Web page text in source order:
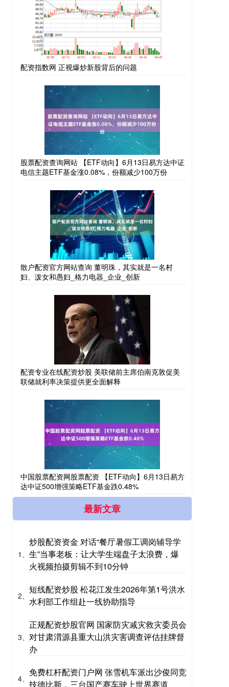
配资指数网 正视爆炒新股背后的问题
股票配资查询网站 【ETF动向】6月13日易方达中证
电信主题ETF基金涨0.08%，份额减少100万份
散户配资官方网站查询 董明珠，其实就是一名村
妇、泼女和愚妇_格力电器_企业_创新
配资专业在线配资炒股 美联储前主席伯南克敦促美
联储就利率决策提供更全面解释
中国股票配资网股票配资 【ETF动向】6月13日易方
达中证500增强策略ETF基金跌0.48%
最新文章
1、
炒股配资资金 对话“餐厅暑假工调岗辅导学
生”当事老板：让大学生端盘子太浪费，爆
火视频拍摄剪辑不到10分钟
2、
短线配资炒股 松花江发生2026年第1号洪水
水利部工作组赴一线协助指导
3、
正规配资炒股官网 国家防灾减灾救灾委员会
对甘肃渭源县重大山洪灾害调查评估挂牌督
办
4、
免费杠杆配资门户网 张雪机车派出沙俊同竞
技德比斯，三台国产赛车驶上世界赛道